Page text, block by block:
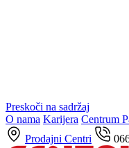
Preskoči na sadržaj
O nama Karijera Centrum
Prodajni Centri